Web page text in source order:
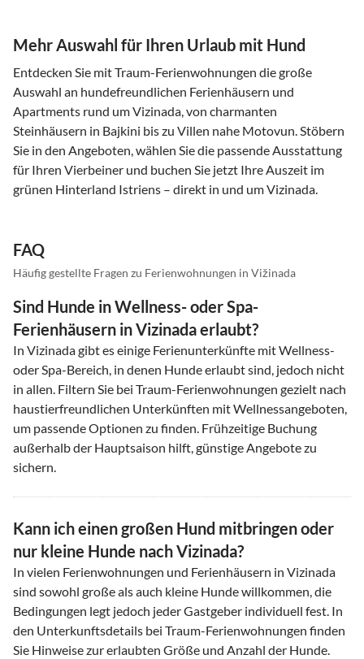
Mehr Auswahl für Ihren Urlaub mit Hund
Entdecken Sie mit Traum-Ferienwohnungen die große
Auswahl an hundefreundlichen Ferienhäusern und
Apartments rund um Vizinada, von charmanten
Steinhäusern in Bajkini bis zu Villen nahe Motovun. Stöbern
Sie in den Angeboten, wählen Sie die passende Ausstattung
für Ihren Vierbeiner und buchen Sie jetzt Ihre Auszeit im
grünen Hinterland Istriens – direkt in und um Vizinada.
FAQ
Häufig gestellte Fragen zu Ferienwohnungen in Vižinada
Sind Hunde in Wellness- oder Spa-
Ferienhäusern in Vizinada erlaubt?
In Vizinada gibt es einige Ferienunterkünfte mit Wellness-
oder Spa-Bereich, in denen Hunde erlaubt sind, jedoch nicht
in allen. Filtern Sie bei Traum-Ferienwohnungen gezielt nach
haustierfreundlichen Unterkünften mit Wellnessangeboten,
um passende Optionen zu finden. Frühzeitige Buchung
außerhalb der Hauptsaison hilft, günstige Angebote zu
sichern.
Kann ich einen großen Hund mitbringen oder
nur kleine Hunde nach Vizinada?
In vielen Ferienwohnungen und Ferienhäusern in Vizinada
sind sowohl große als auch kleine Hunde willkommen, die
Bedingungen legt jedoch jeder Gastgeber individuell fest. In
den Unterkunftsdetails bei Traum-Ferienwohnungen finden
Sie Hinweise zur erlaubten Größe und Anzahl der Hunde.